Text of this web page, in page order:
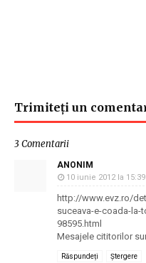
Trimiteți un
3 Comentarii
ANONIM
10 iunie 2012 la 15:39
http://www.evz.ro/
suceava-e-coada-
98595.html
Mesajele cititorilor
Răspundeți Ștergere